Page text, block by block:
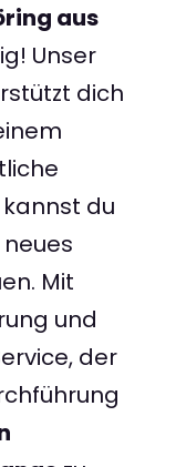
aus
Unser
dich
du
Mit
und
der